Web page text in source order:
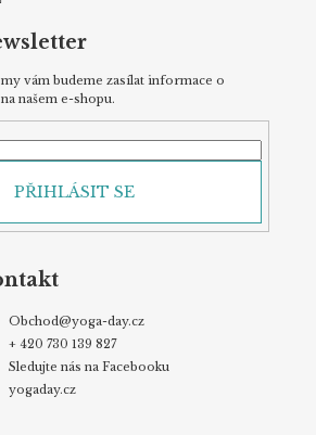
vám budeme zasílat informace o
našem e-shopu.
PŘIHLÁSIT SE
Obchod@yoga-day.cz
+ 420 730 139 827
Sledujte nás na Facebooku
yogaday.cz